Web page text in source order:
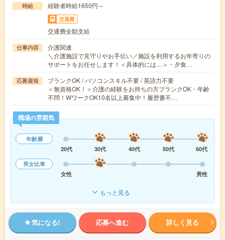
時給 経験者時給1650円～
交通費
交通費全額支給
仕事内容
介護関連
＼介護施設で見守りやお手伝い／施設を利用するお年寄りの
サポートをお任せします！＜具体的には…＞・夕食…
応募資格
ブランクOK / パソコンスキル不要 / 英語力不要
＜無資格OK！＞介護の経験をお持ちの方ブランクOK・年齢
不問！WワークOK10名以上募集中！履歴書不…
職場の雰囲気
年齢層
20代
30代 40代 50代
60代
男女比率
女性
男性
もっと見る
気になる! 応募へ進む 詳しく見る